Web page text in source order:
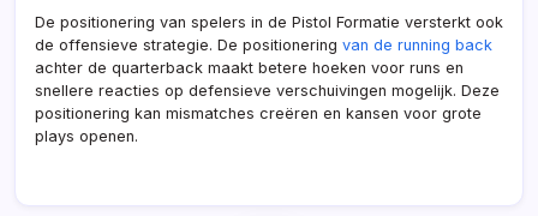
De positionering van spelers in de Pistol Formatie versterkt ook
de offensieve strategie. De positionering van de running back
achter de quarterback maakt betere hoeken voor runs en
snellere reacties op defensieve verschuivingen mogelijk. Deze
positionering kan mismatches creëren en kansen voor grote
plays openen.